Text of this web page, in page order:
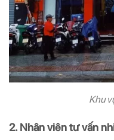
Khu
2. Nhân viên tư vấn